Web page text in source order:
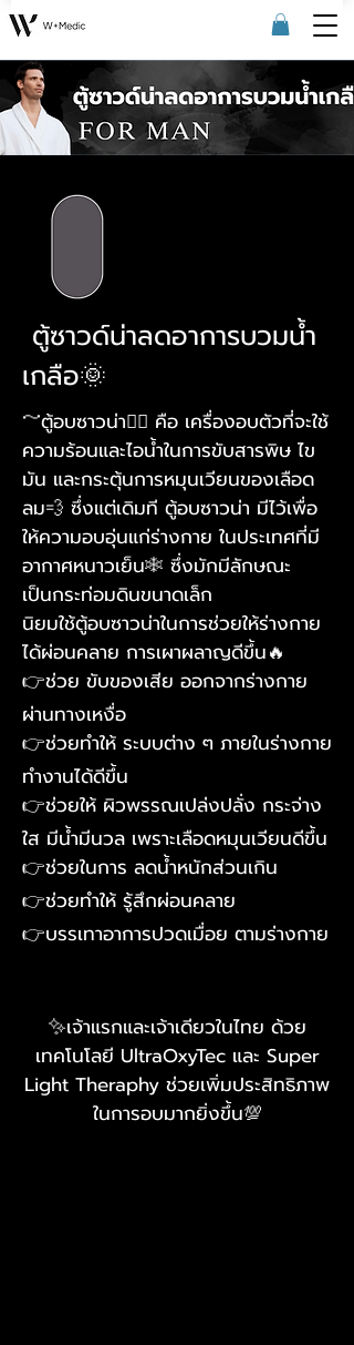
ตู้ซาวด์น่าลดอาการบวมน้ำ
เกลือ🌞
～ตู้อบซาวน่า🧖‍♀ คือ เครื่องอบตัวที่จะใช้
ความร้อนและไอน้ำในการขับสารพิษ ไข
มัน และกระตุ้นการหมุนเวียนของเลือด
ลม💨 ซึ่งแต่เดิมที ตู้อบซาวน่า มีไว้เพื่อ
ให้ความอบอุ่นแก่ร่างกาย ในประเทศที่มี
อากาศหนาวเย็น❄ ซึ่งมักมีลักษณะ
เป็นกระท่อมดินขนาดเล็ก
นิยมใช้ตู้อบซาวน่าในการช่วยให้ร่างกาย
ได้ผ่อนคลาย การเผาผลาญดีขึ้น🔥
👉ช่วย ขับของเสีย ออกจากร่างกาย
ผ่านทางเหงื่อ
👉ช่วยทำให้ ระบบต่าง ๆ ภายในร่างกาย
ทำงานได้ดีขึ้น
👉ช่วยให้ ผิวพรรณเปล่งปลั่ง กระจ่าง
ใส มีน้ำมีนวล เพราะเลือดหมุนเวียนดีขึ้น
👉ช่วยในการ ลดน้ำหนักส่วนเกิน
👉ช่วยทำให้ รู้สึกผ่อนคลาย
👉บรรเทาอาการปวดเมื่อย ตามร่างกาย
✨เจ้าแรกและเจ้าเดียวในไทย ด้วย
เทคโนโลยี UltraOxyTec และ Super
Light Theraphy ช่วยเพิ่มประสิทธิภาพ
ในการอบมากยิ่งขึ้น💯